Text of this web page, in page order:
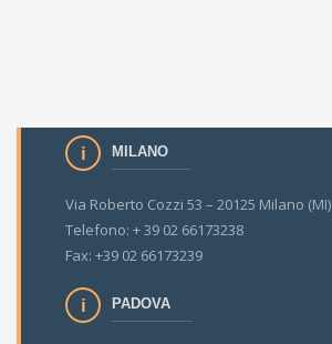
MILANO
Via Roberto Cozzi 53 – 20125 Milano (MI)
Telefono: + 39 02 66173238
Fax: +39 02 66173239
PADOVA